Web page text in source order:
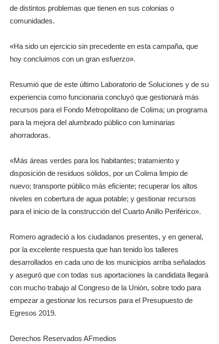
de distintos problemas que tienen en sus colonias o
comunidades.
«Ha sido un ejercicio sin precedente en esta campaña, que
hoy concluimos con un gran esfuerzo».
Resumió que de este último Laboratorio de Soluciones y de su
experiencia como funcionaria concluyó que gestionará más
recursos para el Fondo Metropolitano de Colima; un programa
para la mejora del alumbrado público con luminarias
ahorradoras.
«Más áreas verdes para los habitantes; tratamiento y
disposición de residuos sólidos, por un Colima limpio de
nuevo; transporte público más eficiente; recuperar los altos
niveles en cobertura de agua potable; y gestionar recursos
para el inicio de la construcción del Cuarto Anillo Periférico».
Romero agradeció a los ciudadanos presentes, y en general,
por la excelente respuesta que han tenido los talleres
desarrollados en cada uno de los municipios arriba señalados
y aseguró que con todas sus aportaciones la candidata llegará
con mucho trabajo al Congreso de la Unión, sobre todo para
empezar a gestionar los recursos para el Presupuesto de
Egresos 2019.
Derechos Reservados AFmedios